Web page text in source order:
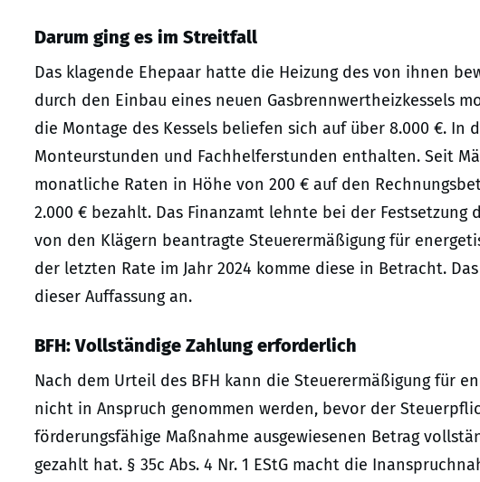
Darum ging es im Streitfall
Das klagende Ehepaar hatte die Heizung des von ihnen
durch den Einbau eines neuen Gasbrennwertheizkessels
die Montage des Kessels beliefen sich auf über 8.000 €. In
Monteurstunden und Fachhelferstunden enthalten. Seit
monatliche Raten in Höhe von 200 € auf den
2.000 € bezahlt. Das Finanzamt lehnte bei der Festsetzung
von den Klägern beantragte Steuerermäßigung für
der letzten Rate im Jahr 2024 komme diese in Betracht.
dieser Auffassung an.
BFH: Vollständige Zahlung erforderlich
Nach dem Urteil des BFH kann die Steuerermäßigung für
nicht in Anspruch genommen werden, bevor der
förderungsfähige Maßnahme ausgewiesenen Betrag
gezahlt hat. § 35c Abs. 4 Nr. 1 EStG macht die